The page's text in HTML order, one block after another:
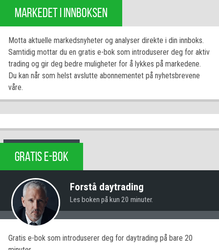
MARKEDET I INNBOKSEN
Motta aktuelle markedsnyheter og analyser direkte i din innboks.
Samtidig mottar du en gratis e-bok som introduserer deg for aktiv
trading og gir deg bedre muligheter for å lykkes på markedene.
Du kan når som helst avslutte abonnementet på nyhetsbrevene
våre.
GRATIS E-BOK
Forstå daytrading
Les boken på kun 20 minuter.
Gratis e-bok som introduserer deg for daytrading på bare 20